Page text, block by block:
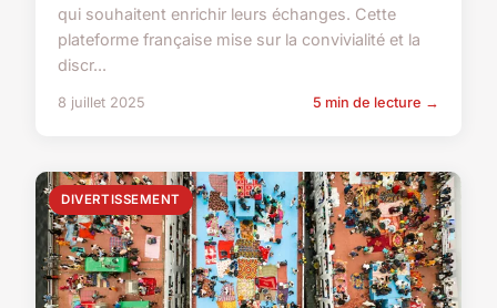
qui souhaitent enrichir leurs échanges. Cette
plateforme française mise sur la convivialité et la
discr...
8 juillet 2025 5 min de lecture →
DIVERTISSEMENT